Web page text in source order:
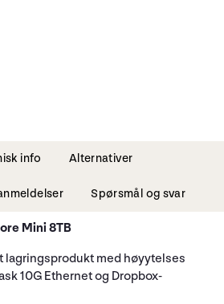
info Alternativer
Spørsmål og svar
Mini 8TB
lagringsprodukt med høyytelses
10G Ethernet og Dropbox-